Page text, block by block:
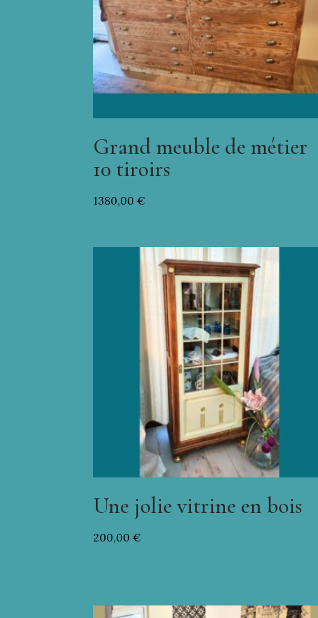
Grand meuble de métier
10 tiroirs
1380,00€
Une jolie vitrine en bois
200,00€